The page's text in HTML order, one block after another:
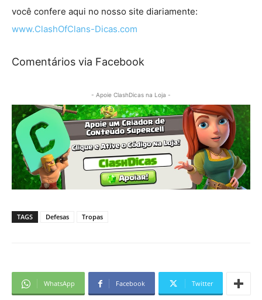
você confere aqui no nosso site diariamente:
www.ClashOfClans-Dicas.com
Comentários via Facebook
- Apoie ClashDicas na Loja -
TAGS Defesas Tropas
WhatsApp Facebook Twitter